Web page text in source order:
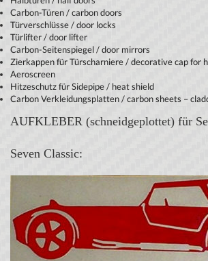
AUFKLEBER (schneidgeplottet) für
Seven Classic:
Carbon-Türen / carbon doors
Türverschlüsse / door locks
Türlifter / door lifter
Carbon-Seitenspiegel / door mirrors
Zierkappen für Türscharniere / decorative cap for
Aeroscreen
Hitzeschutz für Sidepipe / heat shield
Carbon Verkleidungsplatten / carbon sheets –